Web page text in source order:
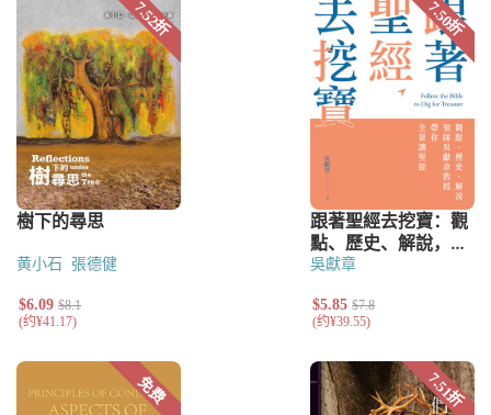
黄小石 張德健 吳獻章